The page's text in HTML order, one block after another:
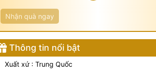
Nhận quà ngay
Thông tin nổi bật
Xuất xứ : Trung Quốc